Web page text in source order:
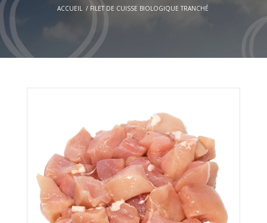
ACCUEIL / FILET DE CUISSE BIOLOGIQUE TRANCHÉ